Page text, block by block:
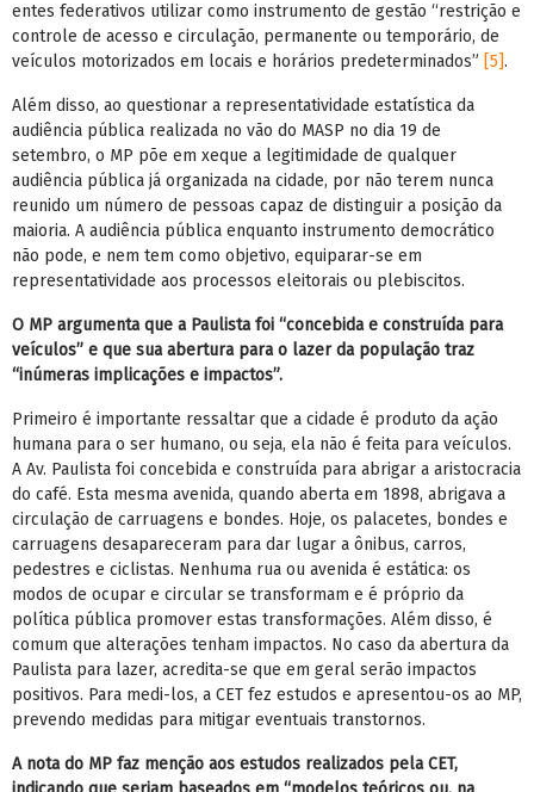
entes federativos utilizar como instrumento de gestão “restrição e
controle de acesso e circulação, permanente ou temporário, de
veículos motorizados em locais e horários predeterminados” [5].
Além disso, ao questionar a representatividade estatística da
audiência pública realizada no vão do MASP no dia 19 de
setembro, o MP põe em xeque a legitimidade de qualquer
audiência pública já organizada na cidade, por não terem nunca
reunido um número de pessoas capaz de distinguir a posição da
maioria. A audiência pública enquanto instrumento democrático
não pode, e nem tem como objetivo, equiparar-se em
representatividade aos processos eleitorais ou plebiscitos.
O MP argumenta que a Paulista foi “concebida e construída para
veículos” e que sua abertura para o lazer da população traz
“inúmeras implicações e impactos”.
Primeiro é importante ressaltar que a cidade é produto da ação
humana para o ser humano, ou seja, ela não é feita para veículos.
A Av. Paulista foi concebida e construída para abrigar a aristocracia
do café. Esta mesma avenida, quando aberta em 1898, abrigava a
circulação de carruagens e bondes. Hoje, os palacetes, bondes e
carruagens desapareceram para dar lugar a ônibus, carros,
pedestres e ciclistas. Nenhuma rua ou avenida é estática: os
modos de ocupar e circular se transformam e é próprio da
política pública promover estas transformações. Além disso, é
comum que alterações tenham impactos. No caso da abertura da
Paulista para lazer, acredita-se que em geral serão impactos
positivos. Para medi-los, a CET fez estudos e apresentou-os ao MP,
prevendo medidas para mitigar eventuais transtornos.
A nota do MP faz menção aos estudos realizados pela CET,